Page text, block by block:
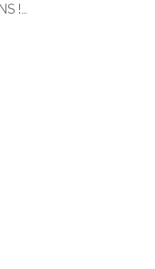
!…